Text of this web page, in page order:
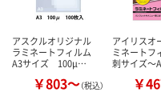
アスクルオリジナル
ラミネートフィルム
A3サイズ 100μ…
￥803～（税込）
アイリス
ミネート
刺サイズ～
￥